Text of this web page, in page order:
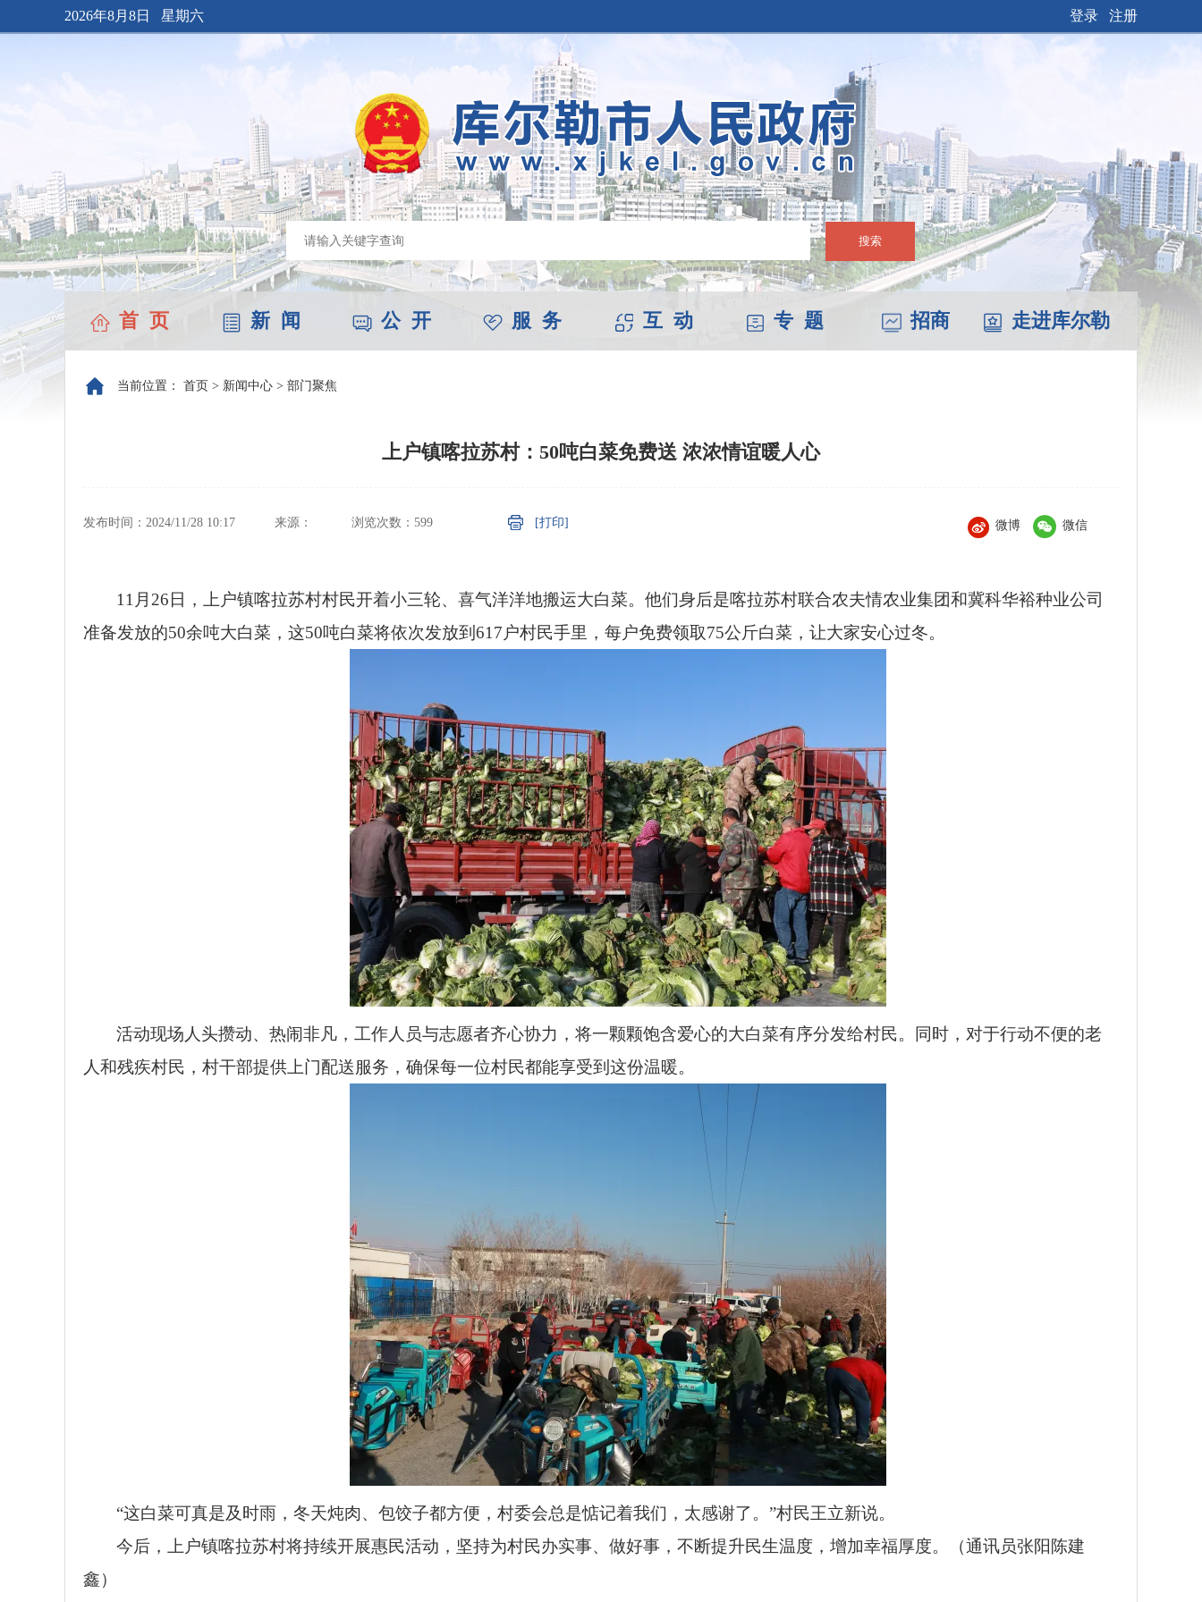
2026年8月8日 星期六 登录 注册
搜索
首 页 新 闻 公 开 服 务 互 动 专 题 招商 走进库尔勒
当前位置： 首页 > 新闻中心 > 部门聚焦
上户镇喀拉苏村：50吨白菜免费送 浓浓情谊暖人心
发布时间：2024/11/28 10:17 来源： 浏览次数： 599 [打印] 微博 微信
11月26日，上户镇喀拉苏村村民开着小三轮、喜气洋洋地搬运大白菜。他们身后是喀拉苏村联合农夫情农业集团和冀科华裕种业公司
准备发放的50余吨大白菜，这50吨白菜将依次发放到617户村民手里，每户免费领取75公斤白菜，让大家安心过冬。
活动现场人头攒动、热闹非凡，工作人员与志愿者齐心协力，将一颗颗饱含爱心的大白菜有序分发给村民。同时，对于行动不便的老
人和残疾村民，村干部提供上门配送服务，确保每一位村民都能享受到这份温暖。
“这白菜可真是及时雨，冬天炖肉、包饺子都方便，村委会总是惦记着我们，太感谢了。”村民王立新说。
今后，上户镇喀拉苏村将持续开展惠民活动，坚持为村民办实事、做好事，不断提升民生温度，增加幸福厚度。（通讯员张阳陈建
鑫）